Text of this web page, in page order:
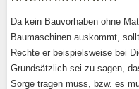
Da kein Bauvorhaben ohne
Baumaschinen auskommt,
Rechte er beispielsweise bei
Grundsätzlich sei zu sagen,
Sorge tragen muss, bzw. es